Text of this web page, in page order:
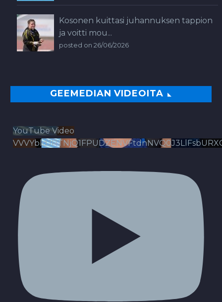
Kosonen kuittasi juhannuksen tappion
ja voitti mou...
posted on 26/06/2026
GEEMEDIAN VIDEOITA
YouTube Video